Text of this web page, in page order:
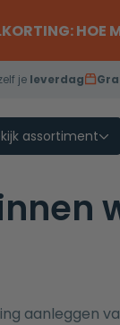
HOE
je leverdag
assortiment
aanleggen